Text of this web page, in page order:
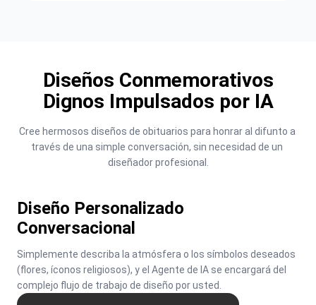
Diseños Conmemorativos
Dignos Impulsados por IA
Cree hermosos diseños de obituarios para honrar al difunto a
través de una simple conversación, sin necesidad de un
diseñador profesional.
Diseño Personalizado
Conversacional
Simplemente describa la atmósfera o los símbolos deseados
(flores, íconos religiosos), y el Agente de IA se encargará del
complejo flujo de trabajo de diseño por usted.